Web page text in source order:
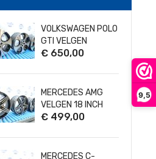
9,5
VOLKSWAGEN POLO
GTI VELGEN
DETROIT 5X100
€ 650,00
MERCEDES AMG
VELGEN 18 INCH
A45 C-KLASSE E-
KLASSE
€ 499,00
MERCEDES C-